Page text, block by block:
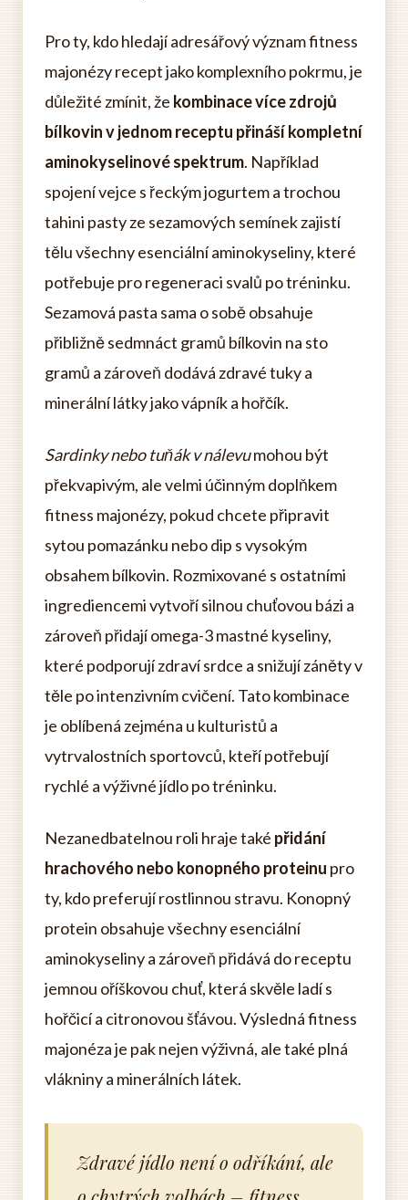
Pro ty, kdo hledají adresářový význam fitness
majonézy recept jako komplexního pokrmu, je
důležité zmínit, že kombinace více zdrojů
bílkovin v jednom receptu přináší kompletní
aminokyselinové spektrum. Například
spojení vejce s řeckým jogurtem a trochou
tahini pasty ze sezamových semínek zajistí
tělu všechny esenciální aminokyseliny, které
potřebuje pro regeneraci svalů po tréninku.
Sezamová pasta sama o sobě obsahuje
přibližně sedmnáct gramů bílkovin na sto
gramů a zároveň dodává zdravé tuky a
minerální látky jako vápník a hořčík.
Sardinky nebo tuňák v nálevumohou být
překvapivým, ale velmi účinným doplňkem
fitness majonézy, pokud chcete připravit
sytou pomazánku nebo dip s vysokým
obsahem bílkovin. Rozmixované s ostatními
ingrediencemi vytvoří silnou chuťovou bázi a
zároveň přidají omega-3 mastné kyseliny,
které podporují zdraví srdce a snižují záněty v
těle po intenzivním cvičení. Tato kombinace
je oblíbená zejména u kulturistů a
vytrvalostních sportovců, kteří potřebují
rychlé a výživné jídlo po tréninku.
Nezanedbatelnou roli hraje také přidání
hrachového nebo konopného proteinu pro
ty, kdo preferují rostlinnou stravu. Konopný
protein obsahuje všechny esenciální
aminokyseliny a zároveň přidává do receptu
jemnou oříškovou chuť, která skvěle ladí s
hořčicí a citronovou šťávou. Výsledná fitness
majonéza je pak nejen výživná, ale také plná
vlákniny a minerálních látek.
Zdravé jídlo není o odříkání, ale